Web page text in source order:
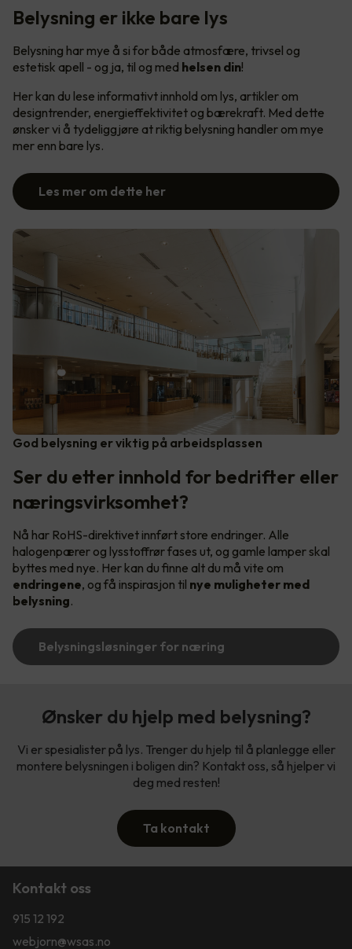
Belysning er ikke bare lys
Belysning har mye å si for både atmosfære, trivsel og
estetisk apell - og ja, til og med helsen din!
Her kan du lese informativt innhold om lys, artikler om
designtrender, energieffektivitet og bærekraft. Med dette
ønsker vi å tydeliggjøre at riktig belysning handler om mye
mer enn bare lys.
Les mer om dette her
God belysning er viktig på arbeidsplassen
Ser du etter innhold for bedrifter eller
næringsvirksomhet?
Nå har RoHS-direktivet innført store endringer. Alle
halogenpærer og lysstoffrør fases ut, og gamle lamper skal
byttes med nye. Her kan du finne alt du må vite om
endringene, og få inspirasjon til nye muligheter med
belysning.
Belysningsløsninger for næring
Ønsker du hjelp med belysning?
Vi er spesialister på lys. Trenger du hjelp til å planlegge eller
montere belysningen i boligen din? Kontakt oss, så hjelper vi
deg med resten!
Ta kontakt
Kontakt oss
915 12 192
webjorn@wsas.no